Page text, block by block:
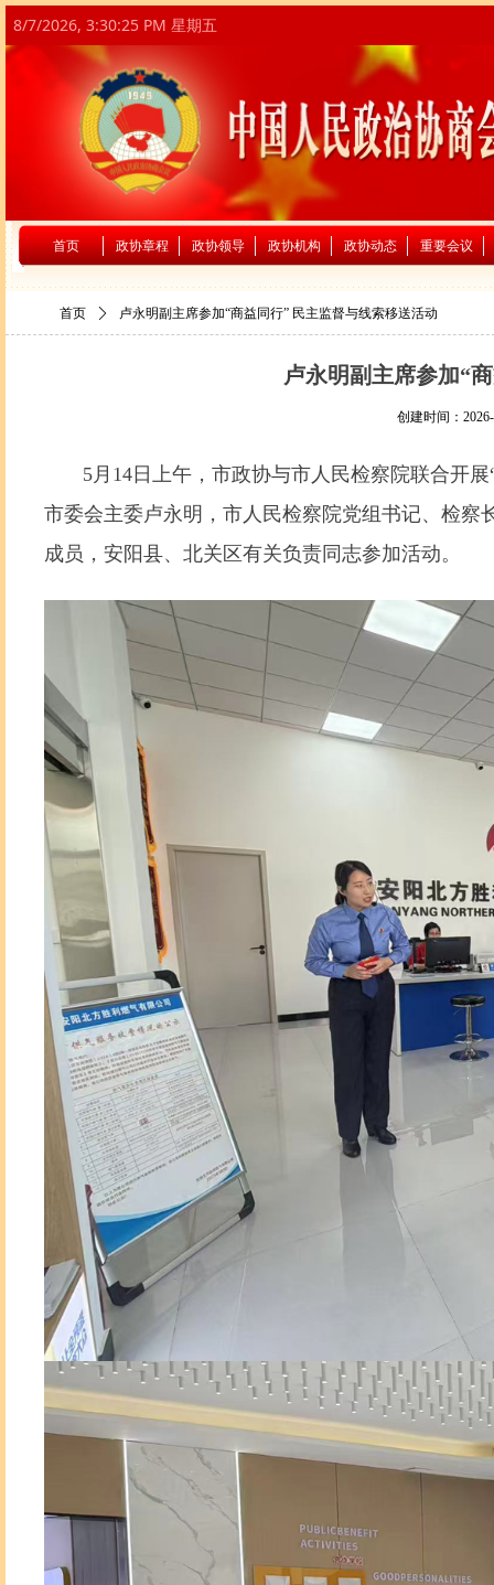
8/7/2026, 3:30:26 PM 星期五
首页 政协章程 政协领导 政协机构 政协动态 重要会议
首页 ꄲ 卢永明副主席参加“商益同行” 民主监督与线索移送活动
卢永明副主席参加“
创建时间：
5月14日上午，市政协与市人民检察院联合开展
市委会主委卢永明，市人民检察院党组书记、检察
成员，安阳县、北关区有关负责同志参加活动。